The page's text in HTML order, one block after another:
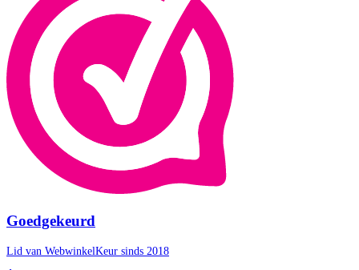
Goedgekeurd
Lid van WebwinkelKeur sinds 2018